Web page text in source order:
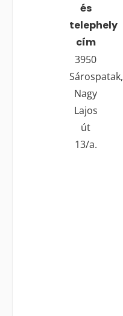
és
telephely
cím
3950
Sárospatak,
Nagy
Lajos
út
13/a.